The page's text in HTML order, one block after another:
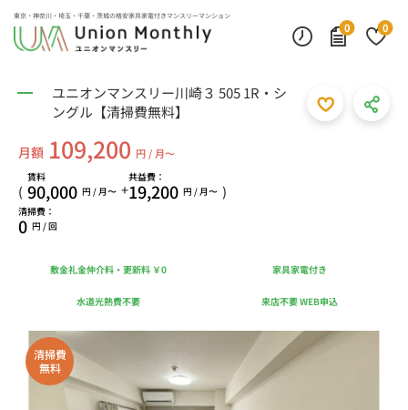
東京・神奈川・埼玉・千葉・茨城の格安家具家電付きマンスリーマンション
0
0
ユニオンマンスリー川崎３ 505 1R・シ
ングル【清掃費無料】
月額 109,200 円 / 月〜
(
賃料
90,000 円 / 月〜 +
共益費：
19,200 円 / 月〜 )
清掃費：
0 円 / 回
敷金礼金仲介料・更新料 ￥0 家具家電付き
水道光熱費不要 来店不要 WEB申込
清掃費
無料